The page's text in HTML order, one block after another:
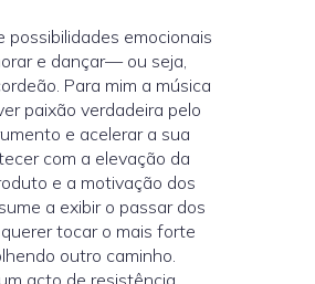
possibilidades emocionais
e dançar— ou seja,
Para mim a música
paixão verdadeira pelo
e acelerar a sua
com a elevação da
e a motivação dos
a exibir o passar dos
tocar o mais forte
outro caminho.